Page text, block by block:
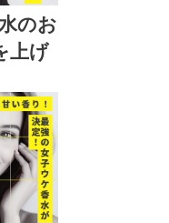
のお
上げ